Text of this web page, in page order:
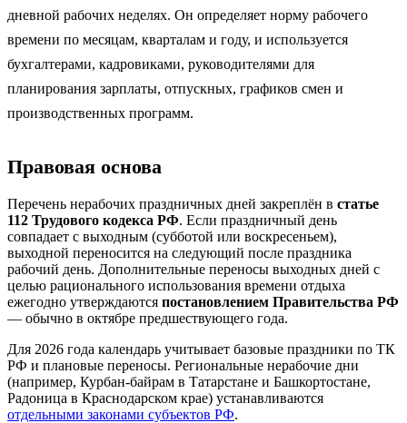
дневной рабочих неделях. Он определяет норму рабочего
времени по месяцам, кварталам и году, и используется
бухгалтерами, кадровиками, руководителями для
планирования зарплаты, отпускных, графиков смен и
производственных программ.
Правовая основа
Перечень нерабочих праздничных дней закреплён в статье
112 Трудового кодекса РФ. Если праздничный день
совпадает с выходным (субботой или воскресеньем),
выходной переносится на следующий после праздника
рабочий день. Дополнительные переносы выходных дней с
целью рационального использования времени отдыха
ежегодно утверждаются постановлением Правительства РФ
— обычно в октябре предшествующего года.
Для 2026 года календарь учитывает базовые праздники по ТК
РФ и плановые переносы. Региональные нерабочие дни
(например, Курбан-байрам в Татарстане и Башкортостане,
Радоница в Краснодарском крае) устанавливаются
отдельными законами субъектов РФ.